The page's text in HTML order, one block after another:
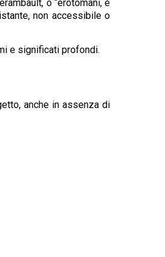
o “erotomani, è
non accessibile o
e significati profondi.
anche in assenza di